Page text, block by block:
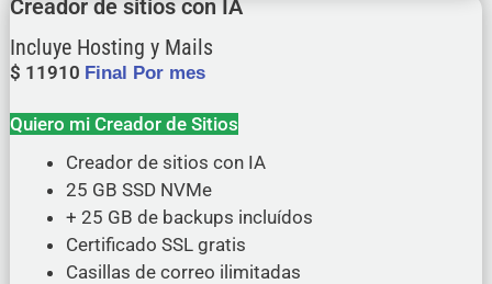
Creador de sitios con IA
Incluye Hosting y Mails
$ 11910 Final Por mes
Creador de sitios con IA
25 GB SSD NVMe
+ 25 GB de backups incluídos
Certificado SSL gratis
Casillas de correo ilimitadas
Quiero mi Creador de Sitios